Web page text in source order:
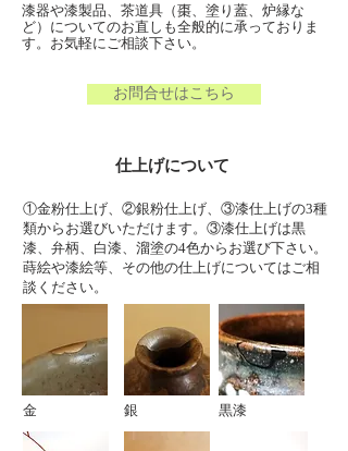
漆器や漆製品、茶道具（棗、塗り蓋、炉縁な
ど）についてのお直しも全般的に承っておりま
す。お気軽にご相談下さい。
お問合せはこちら
仕上げについて
①金粉仕上げ、②銀粉仕上げ、③漆仕上げの3種
類からお選びいただけます。③漆仕上げは黒
漆、弁柄、白漆、溜塗の4色からお選び下さい。
蒔絵や漆絵等、その他の仕上げについてはご相
談ください。
​金 ​銀 ​黒漆